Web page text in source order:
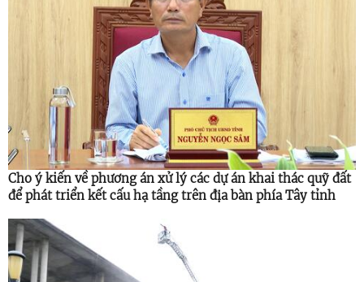
Cho ý kiến về phương án xử lý các dự án khai thác quỹ đất
để phát triển kết cấu hạ tầng trên địa bàn phía Tây tỉnh